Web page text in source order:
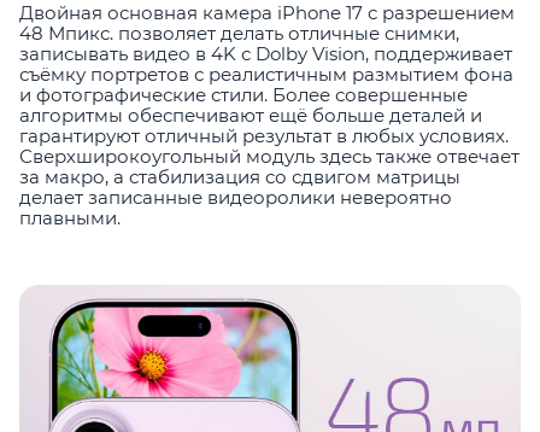
Двойная основная камера iPhone 17 с разрешением
48 Мпикс. позволяет делать отличные снимки,
записывать видео в 4K с Dolby Vision, поддерживает
съёмку портретов с реалистичным размытием фона
и фотографические стили. Более совершенные
алгоритмы обеспечивают ещё больше деталей и
гарантируют отличный результат в любых условиях.
Сверхширокоугольный модуль здесь также отвечает
за макро, а стабилизация со сдвигом матрицы
делает записанные видеоролики невероятно
плавными.